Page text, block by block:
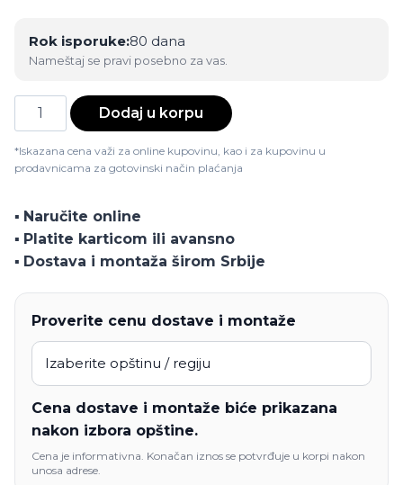
Rok isporuke:80 dana
Nameštaj se pravi posebno za vas.
Klupa
R10
K
količina
Dodaj u korpu
*Iskazana cena važi za online kupovinu, kao i za kupovinu u
prodavnicama za gotovinski način plaćanja
▪️ Naručite online
▪️ Platite karticom ili avansno
▪️ Dostava i montaža širom Srbije
Proverite cenu dostave i montaže
Cena dostave i montaže biće prikazana
nakon izbora opštine.
Cena je informativna. Konačan iznos se potvrđuje u korpi nakon
unosa adrese.